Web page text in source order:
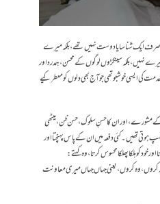
ایک شناسا یا دوست نہیں تھے، بلکہ میرے
نہیں، بلکہ سینکڑوں لوگوں کے محسن، ہمدرد اور
کی ایسی خوشبو تھی جو آج بھی دلوں کو معطر کیے
مشورے، اور ان کا حسنِ سلوک، حسن ظن، میٹھی
ہوتی تھیں۔ کئی دفعہ میں ان کے پاس پہنچتا اور
خود کو ہلکا پھلکا محسوس کرتا، وہ کہتے:
کروں، وہ کروں، یعنی جہاں جہاں میری معاونت